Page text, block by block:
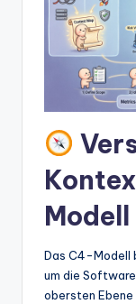
Modell
Das C4-Modell
um die
obersten